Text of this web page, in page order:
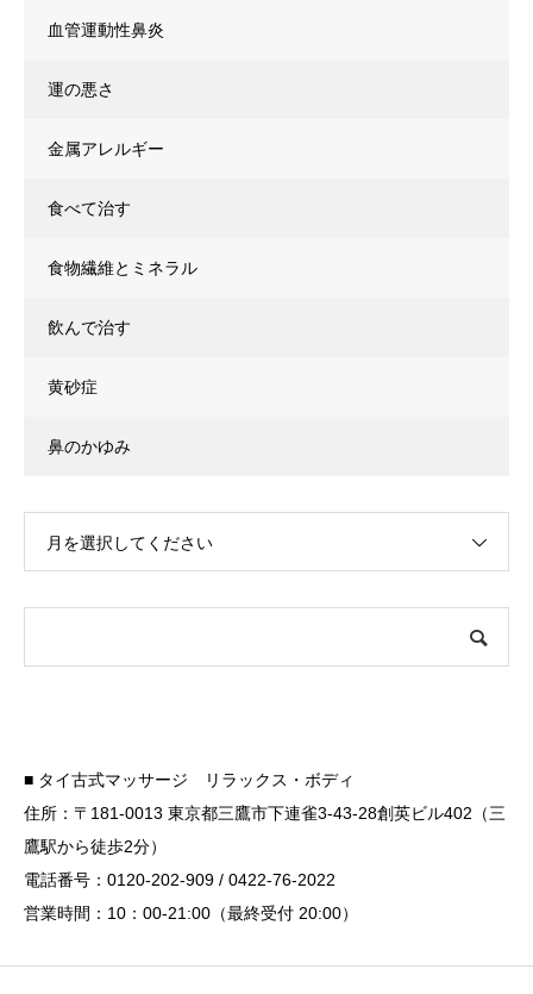
血管運動性鼻炎
運の悪さ
金属アレルギー
食べて治す
食物繊維とミネラル
飲んで治す
黄砂症
鼻のかゆみ
月を選択してください
■ タイ古式マッサージ リラックス・ボディ
住所：〒181-0013 東京都三鷹市下連雀3-43-28創英ビル402（三
鷹駅から徒歩2分）
電話番号：0120-202-909 / 0422-76-2022
営業時間：10：00-21:00（最終受付 20:00）